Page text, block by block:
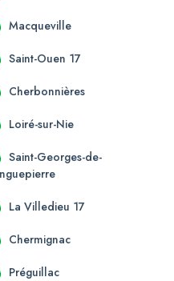
Macqueville
Saint-Ouen 17
Cherbonnières
Loiré-sur-Nie
Saint-Georges-de-
La Villedieu 17
Chermignac
Préguillac